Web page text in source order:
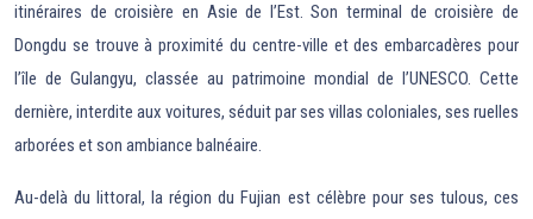
itinéraires de croisière en Asie de l’Est. Son terminal de croisière de
Dongdu se trouve à proximité du centre-ville et des embarcadères pour
l’île de Gulangyu, classée au patrimoine mondial de l’UNESCO. Cette
dernière, interdite aux voitures, séduit par ses villas coloniales, ses ruelles
arborées et son ambiance balnéaire.
Au-delà du littoral, la région du Fujian est célèbre pour ses tulous, ces